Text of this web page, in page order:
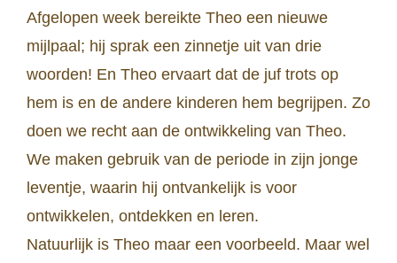
Afgelopen week bereikte Theo een nieuwe
mijlpaal; hij sprak een zinnetje uit van drie
woorden! En Theo ervaart dat de juf trots op
hem is en de andere kinderen hem begrijpen. Zo
doen we recht aan de ontwikkeling van Theo.
We maken gebruik van de periode in zijn jonge
leventje, waarin hij ontvankelijk is voor
ontwikkelen, ontdekken en leren.
Natuurlijk is Theo maar een voorbeeld. Maar wel